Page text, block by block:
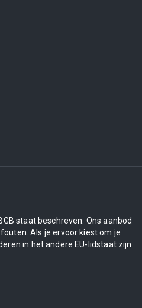
staat beschreven. Ons aanbod
Als je ervoor kiest om je
in het andere EU-lidstaat zijn